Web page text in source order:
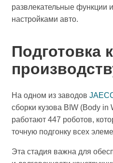
развлекательные функции
настройками авто.
Подготовка
На одном из заводов
сборки кузова BIW (Body
работают 447 роботов,
точную подгонку всех
Эта стадия важна для